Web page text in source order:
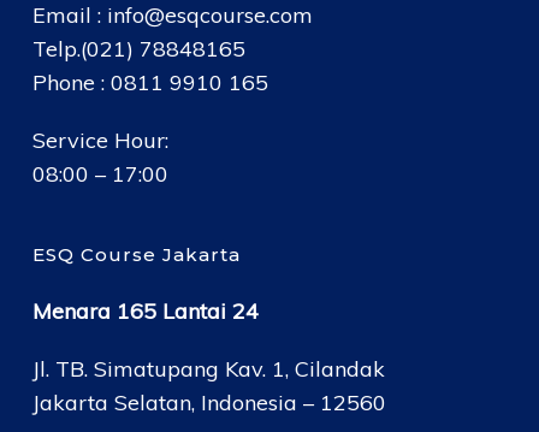
Email : info@esqcourse.com
Telp.(021) 78848165
Phone : 0811 9910 165
Service Hour:
08:00 – 17:00
ESQ Course Jakarta
Menara 165 Lantai 24
Jl. TB. Simatupang Kav. 1, Cilandak
Jakarta Selatan, Indonesia – 12560